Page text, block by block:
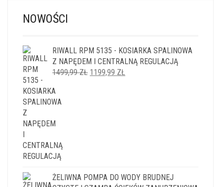
NOWOŚCI
RIWALL RPM 5135 - KOSIARKA SPALINOWA
Z NAPĘDEM I CENTRALNĄ REGULACJĄ
1499,99ZŁ PIERWOTNA
1199,99 ZŁ
ŻELIWNA POMPA DO WODY BRUDNEJ